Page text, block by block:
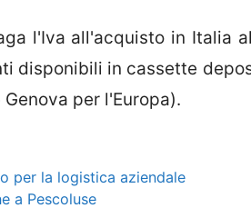
l'Iva all'acquisto in Italia
disponibili in cassette
per l'Europa).
per la logistica aziendale
a Pescoluse